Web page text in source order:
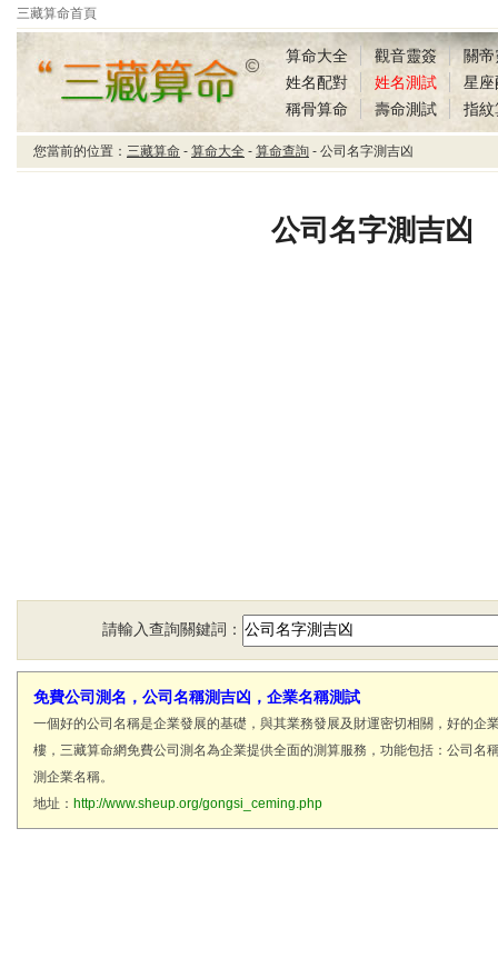
三藏算命首頁
三藏算命公司名字測吉
算命大全 觀音靈簽
關
姓名配對
姓名測試
星座
稱骨算命
壽命測試 指紋
您當前的位置： 三藏算命 - 算命大全 - 算命查詢 - 公司名字測吉凶
公司名字測吉凶
請輸入查詢關鍵詞：
免費公司測名，公司名稱測吉凶，企業名稱測試
一個好的公司名稱是企業發展的基礎，與其業務發展及財運密切相關，好的企
樓，三藏算命網免費公司測名為企業提供全面的測算服務，功能包括：公司名
測企業名稱。
地址： http://www.sheup.org/gongsi_ceming.php